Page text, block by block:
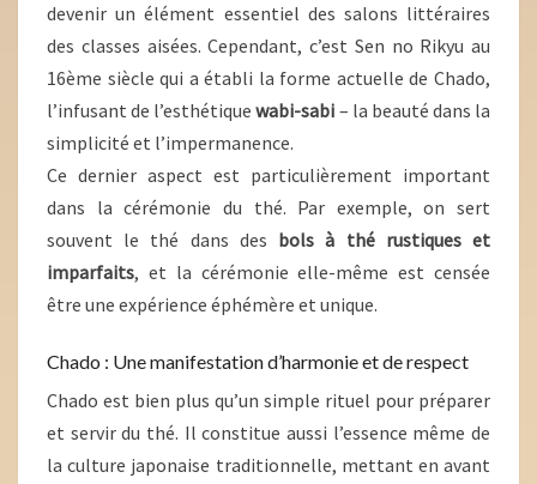
devenir un élément essentiel des salons littéraires
des classes aisées. Cependant, c’est Sen no Rikyu au
16ème siècle qui a établi la forme actuelle de Chado,
l’infusant de l’esthétiquewabi-sabi – la beauté dans la
simplicité et l’impermanence.
Ce dernier aspect est particulièrement important
dans la cérémonie du thé. Par exemple, on sert
souvent le thé dans des bols à thé rustiques et
imparfaits, et la cérémonie elle-même est censée
être une expérience éphémère et unique.
Chado : Une manifestation d’harmonie et de respect
Chado est bien plus qu’un simple rituel pour préparer
et servir du thé. Il constitue aussi l’essence même de
la culture japonaise traditionnelle, mettant en avant